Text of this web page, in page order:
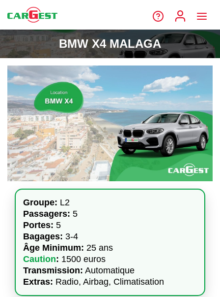
BMW X4 MALAGA
Groupe: L2
Passagers: 5
Portes: 5
Bagages: 3-4
Âge Minimum: 25 ans
Caution: 1500 euros
Transmission: Automatique
Extras: Radio, Airbag, Climatisation